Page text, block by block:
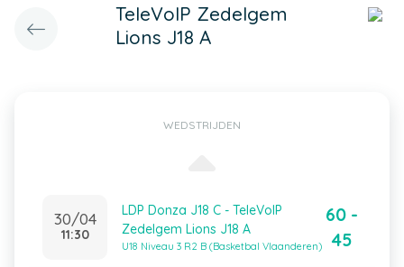
TeleVoIP Zedelgem
Lions J18 A
WEDSTRIJDEN
30/04
11:30
LDP Donza J18 C - TeleVoIP
Zedelgem Lions J18 A
U18 Niveau 3 R2 B (Basketbal Vlaanderen)
60 -
45